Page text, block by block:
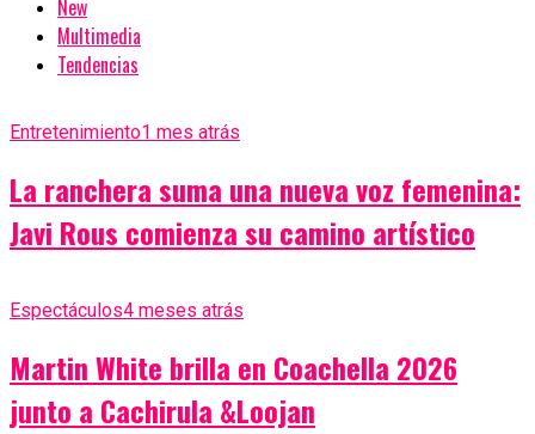
New
Multimedia
Tendencias
Entretenimiento1 mes atrás
La ranchera suma una nueva voz femenina:
Javi Rous comienza su camino artístico
Espectáculos4 meses atrás
Martin White brilla en Coachella 2026
junto a Cachirula &Loojan